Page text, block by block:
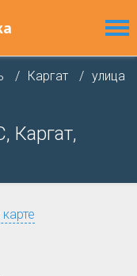
Каргат
улица
Каргат,